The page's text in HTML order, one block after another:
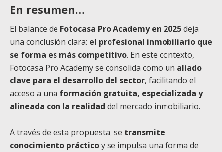
En resumen…
​​El balance de Fotocasa Pro Academy en 2025deja
una conclusión clara: el profesional inmobiliario que
se forma es más competitivo. En este contexto,
Fotocasa Pro Academy se consolida como un aliado
clave para el desarrollo del sector, facilitando el
acceso a una formación gratuita, especializada y
alineada con la realidad del mercado inmobiliario.
A través de esta propuesta, se transmite
conocimiento prácticoy se impulsa una forma de